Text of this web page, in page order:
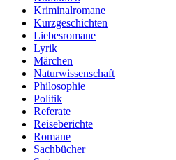
Kriminalromane
Kurzgeschichten
Liebesromane
Lyrik
Märchen
Naturwissenschaft
Philosophie
Politik
Referate
Reiseberichte
Romane
Sachbücher